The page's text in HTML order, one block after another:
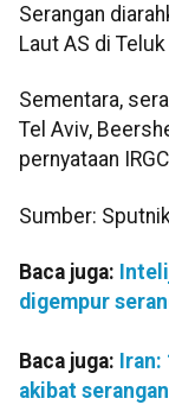
Serangan
Laut AS di
Sementara,
Tel Aviv,
pernyataan
Sumber: Sputnik
Baca juga:
digempur
Baca juga:
akibat